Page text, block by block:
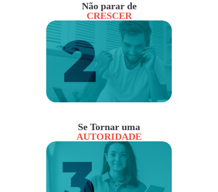
Não parar de
CRESCER
Se Tornar uma
AUTORIDADE